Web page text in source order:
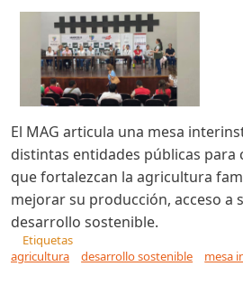
El MAG articula una mesa
distintas entidades públicas para
que fortalezcan la agricultura
mejorar su producción, acceso a
desarrollo sostenible.
Etiquetas
agricultura
desarrollo sostenible mesa